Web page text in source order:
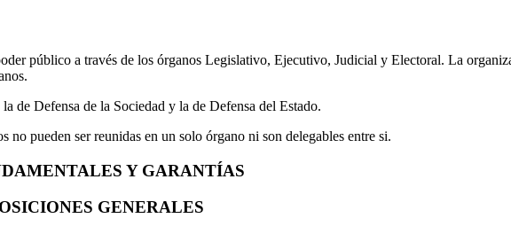
público a través de los órganos Legislativo, Ejecutivo, Judicial y Electoral. La
de Defensa de la Sociedad y la de Defensa del Estado.
no pueden ser reunidas en un solo órgano ni son delegables entre si.
Y GARANTÍAS
GENERALES